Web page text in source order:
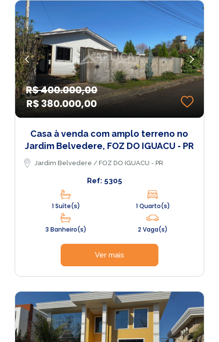
R$ 400.000,00
R$ 380.000,00
Casa à venda com amplo terreno no
Jardim Belvedere, FOZ DO IGUACU - PR
Jardim Belvedere / FOZ DO IGUACU - PR
Ref: 5305
1 Suíte(s) 1 Quarto(s)
3 Banheiro(s) 2 Vaga(s)
Ver mais